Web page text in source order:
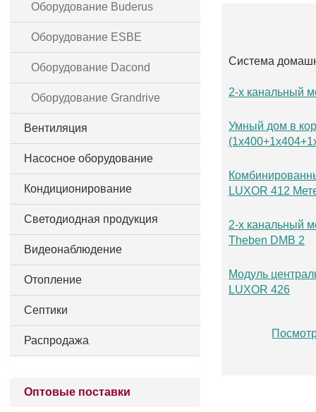
Оборудование Buderus
Оборудование ESBE
Оборудование Dacond
Оборудование Grandrive
Вентиляция
Насосное оборудование
Кондиционирование
Светодиодная продукция
Видеонаблюдение
Отопление
Септики
Распродажа
Оптовые поставки
Система
2-х канальный
Умный дом в
LUXOR 412
2-х канальный
Theben DMB 2
Модуль
LUXOR 426